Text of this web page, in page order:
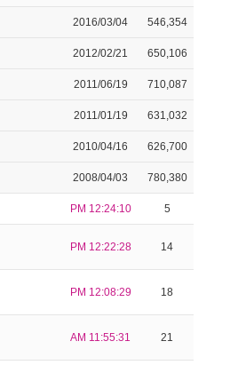
2016/03/04 546,354
2012/02/21 650,106
2011/06/19 710,087
2011/01/19 631,032
2010/04/16 626,700
2008/04/03 780,380
PM 12:24:10 5
PM 12:22:28 14
PM 12:08:29 18
AM 11:55:31 21